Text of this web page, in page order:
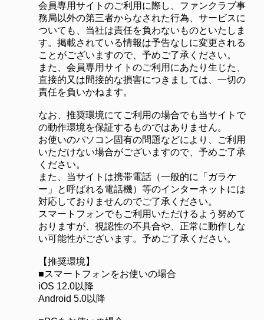
会員専用サイトのご利用に際し、ファンクラブ事
務局以外の第三者からなされた行為、サービスに
ついても、当社は責任を負わないものといたしま
す。掲載されている情報は予告なしに変更される
ことがございますので、予めご了承ください。
また、会員専用サイトのご利用にあたり生じた、
直接的又は間接的な損害につきましては、一切の
責任を負いかねます。
なお、推奨環境にてご利用の場合でも当サイトで
の動作環境を保証するものではありません。
お使いのパソコン固有の問題などにより、ご利用
いただけない場合がございますので、予めご了承
ください。
また、当サイトは携帯電話（一般的に「ガラケ
ー」と呼ばれる電話機）等のインターネットには
対応しておりませんのでご了承ください。
スマートフォンでもご利用いただけるよう努めて
おりますが、視認性の不具合や、正常に動作しな
い可能性がございます。予めご了承ください。
【推奨環境】
■スマートフォンをお使いの場合
iOS 12.0以降
Android 5.0以降